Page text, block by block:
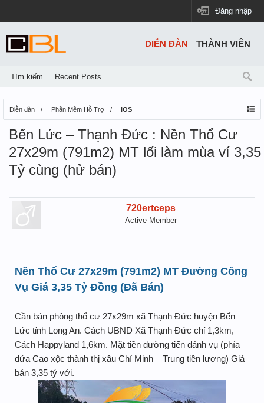
Đăng nhập
Diễn đàn Phần Mềm Hỗ Trợ IOS
Bến Lức – Thạnh Đức : Nền Thổ Cư
27x29m (791m2) MT lối làm mùa ví 3,35
Tỷ cùng (hử bán)
720ertceps
Active Member
Nền Thổ Cư 27x29m (791m2) MT Đường Công
Vụ Giá 3,35 Tỷ Đồng (Đã Bán)
Cần bán phông thổ cư 27x29m xã Thạnh Đức huyện Bến
Lức tỉnh Long An. Cách UBND Xã Thạnh Đức chỉ 1,3km,
Cách Happyland 1,6km. Mặt tiền đường tiến đánh vụ (phía
dứa Cao xộc thành thị xâu Chí Minh – Trung tiền lương) Giá
bán 3,35 tỷ với.
DIỄN ĐÀN
Tìm kiếm Recent Posts
THÀNH VIÊN